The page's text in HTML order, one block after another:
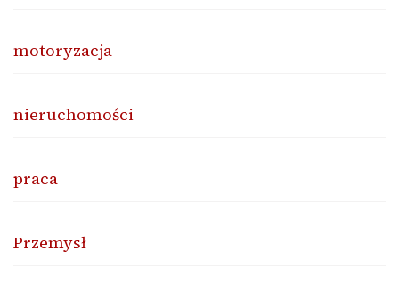
motoryzacja
nieruchomości
praca
Przemysł